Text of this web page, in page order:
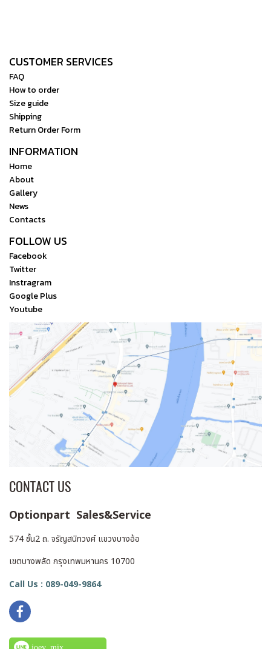
CUSTOMER SERVICES
FAQ
How to order
Size guide
Shipping
Return Order Form
INFORMATION
Home
About
Gallery
News
Contacts
FOLLOW US
Facebook
Twitter
Instragram
Google Plus
Youtube
CONTACT US
Optionpart Sales&Service
574 ชั้น2 ถ. จรัญสนิทวงศ์ แขวงบางอ้อ
เขตบางพลัด กรุงเทพมหานคร 10700
Call Us : 089-049-9864